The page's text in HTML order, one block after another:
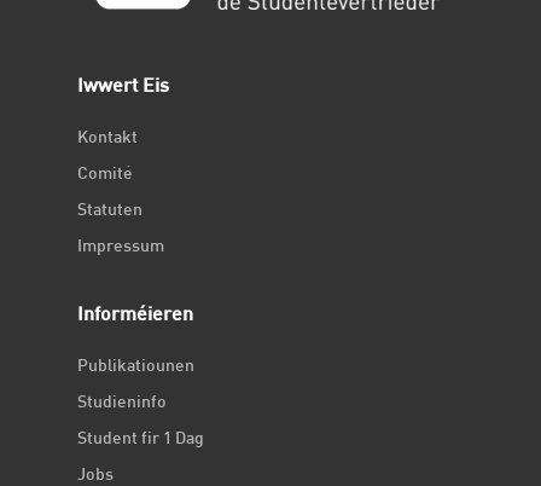
Iwwert Eis
Kontakt
Comité
Statuten
Impressum
Informéieren
Publikatiounen
Studieninfo
Student fir 1 Dag
Jobs